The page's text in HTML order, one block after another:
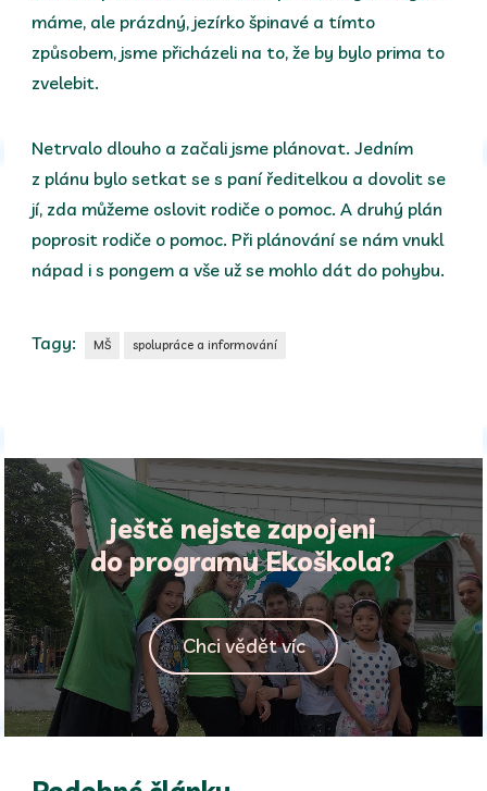
máme, ale prázdný, jezírko špinavé a tímto
způsobem, jsme přicházeli na to, že by bylo prima to
zvelebit.
Netrvalo dlouho a začali jsme plánovat. Jedním
z plánu bylo setkat se s paní ředitelkou a dovolit se
jí, zda můžeme oslovit rodiče o pomoc. A druhý plán
poprosit rodiče o pomoc. Při plánování se nám vnukl
nápad i s pongem a vše už se mohlo dát do pohybu.
Tagy: MŠ spolupráce a informování
ještě nejste zapojeni
do programu Ekoškola?
Chci vědět víc